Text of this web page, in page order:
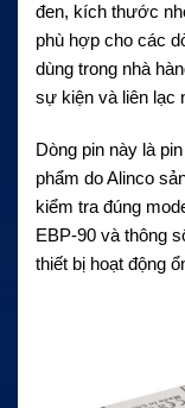
đen, kích thước
phù hợp cho các
dùng trong nhà
sự kiện và liên lạc
Dòng pin này là
phẩm do Alinco
kiểm tra đúng
EBP-90 và thông
thiết bị hoạt động